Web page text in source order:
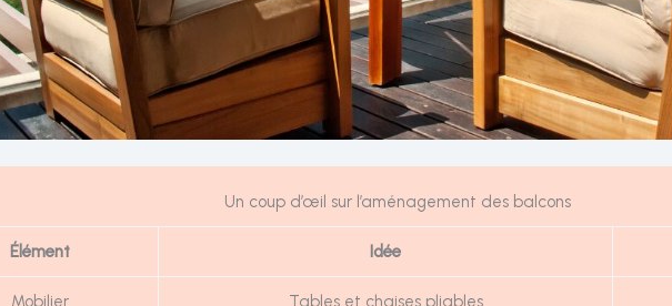
Un coup d’œil sur l’aménagement des balcons
Élément Idée
Mobilier Tables et chaises pliables